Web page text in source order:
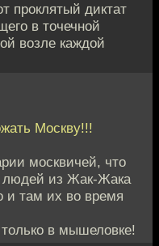
проклятый диктат
в точечной
возле каждой
Москву!!!
москвичей, что
из Жак-Жака
и там их во время
в мышеловке!